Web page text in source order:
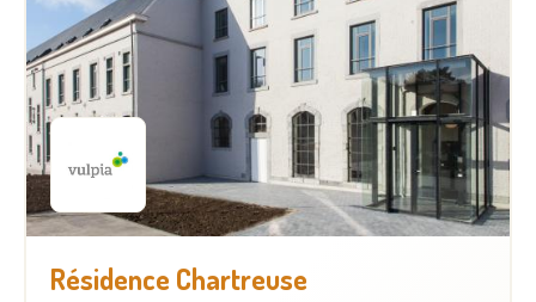
Résidence Chartreuse